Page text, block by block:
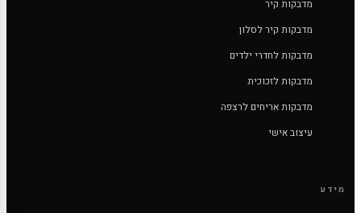
מדבקות קיר
מדבקות קיר לסלון
מדבקות לחדרי ילדים
מדבקות לזכוכית
מדבקות אריחים לרצפה
עיצוב אישי
מידע